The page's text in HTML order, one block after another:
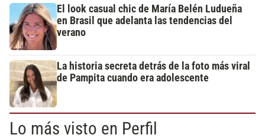
El look casual chic de María Belén Ludueña
en Brasil que adelanta las tendencias del
verano
La historia secreta detrás de la foto más viral
de Pampita cuando era adolescente
Lo más visto en Perfil